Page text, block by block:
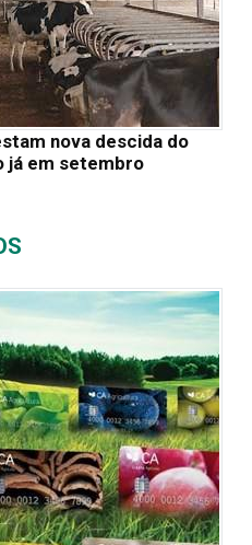
nova descida do
já em setembro